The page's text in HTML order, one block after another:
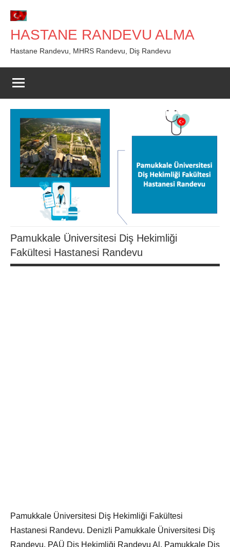
geç
HASTANE RANDEVU ALMA
Hastane Randevu, MHRS Randevu, Diş Randevu
Pamukkale Üniversitesi Diş Hekimliği
Fakültesi Hastanesi Randevu
Pamukkale Üniversitesi Diş Hekimliği Fakültesi
Hastanesi Randevu. Denizli Pamukkale Üniversitesi Diş
Randevu. PAÜ Diş Hekimliği Randevu Al. Pamukkale Diş